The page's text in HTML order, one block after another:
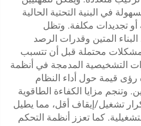
في البنية التحتية الحالية
أو تجديدات مكلفة. وتظل
المتين وقدرات الرصد
مشكلات محتملة قبل أن تتسبب
التشخيصية المدمجة في أنظمة
رؤى قيمة حول أداء النظام
مزايا الكفاءة الطاقوية
تشغيل/إيقاف أقل، مما يطيل
كما تعزز أنظمة التحكم